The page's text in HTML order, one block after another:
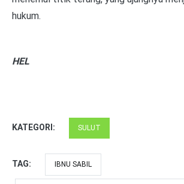
hukum.
HEL
KATEGORI: SULUT
TAG: IBNU SABIL